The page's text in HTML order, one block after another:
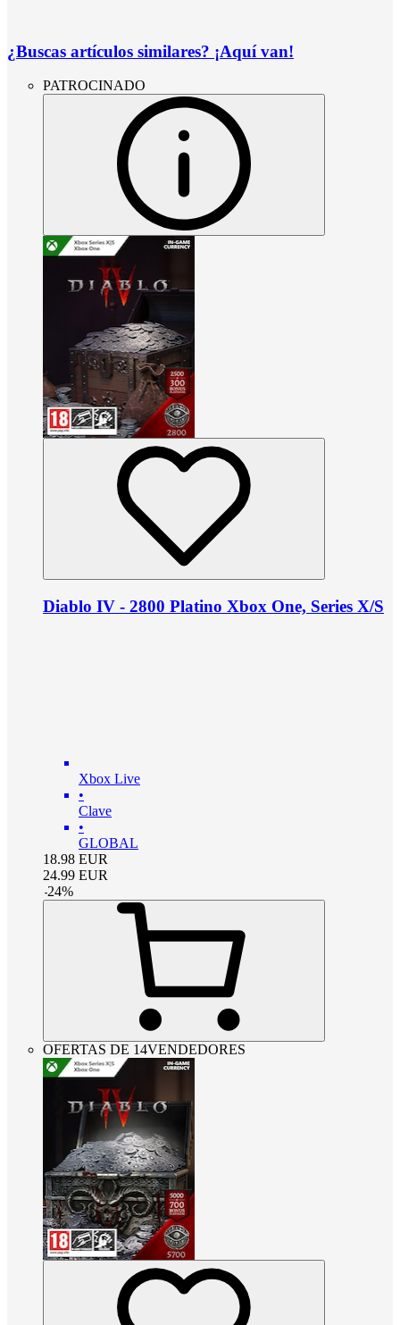
¿Buscas artículos similares? ¡Aquí van!
PATROCINADO
Diablo IV - 2800 Platino Xbox One, Series X/S
Xbox Live
•
Clave
•
GLOBAL
18.98 EUR
24.99 EUR
-24%
OFERTAS DE 14VENDEDORES